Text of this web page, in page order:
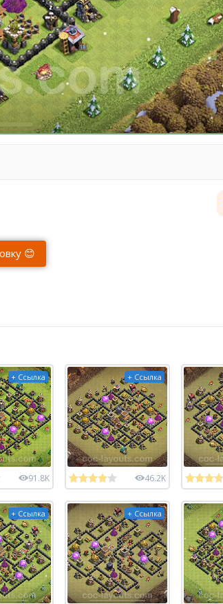
😊
+ Ссылка
91.8K
+ Ссылка
46.2K
+ Ссылка + Ссылка